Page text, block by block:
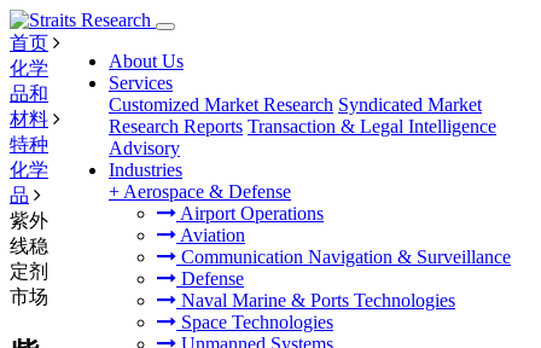
About Us
Services
Customized Market Research Syndicated Market
Research Reports Transaction & Legal Intelligence
Advisory
Industries
+ Aerospace & Defense
Airport Operations
Aviation
Communication Navigation & Surveillance
Defense
Naval Marine & Ports Technologies
Space Technologies
Unmanned Systems
首页
化学
品和
材料
特种
化学
品
紫外
线稳
定剂
市场